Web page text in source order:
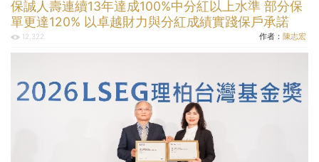
保誠人壽連續13年達成100%中分紅以上水準 部分保
單更達120% 以卓越財力與分紅成績實踐保戶承諾
12,322 作者： 陳志宏